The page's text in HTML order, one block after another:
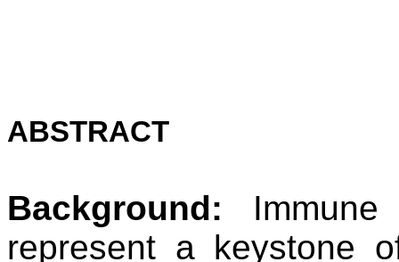
ABSTRACT
Background: Immune
represent a keystone